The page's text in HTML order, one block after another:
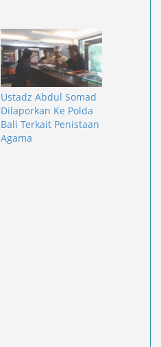
Ustadz Abdul Somad
Dilaporkan Ke Polda
Bali Terkait Penistaan
Agama